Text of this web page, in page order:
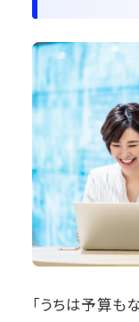
「うちは予算も